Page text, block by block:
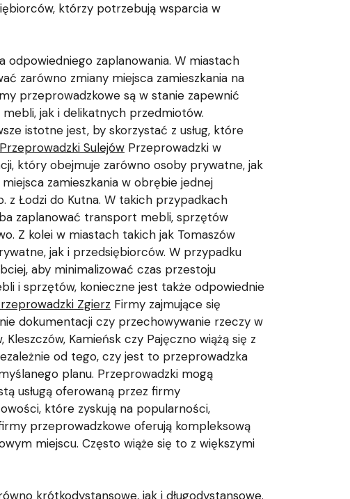
którzy potrzebują wsparcia w
odpowiedniego zaplanowania. W miastach
zarówno zmiany miejsca zamieszkania na
przeprowadzkowe są w stanie zapewnić
jak i delikatnych przedmiotów.
istotne jest, by skorzystać z usług, które
Przeprowadzki Sulejów Przeprowadzki w
który obejmuje zarówno osoby prywatne, jak
zamieszkania w obrębie jednej
z Łodzi do Kutna. W takich przypadkach
zaplanować transport mebli, sprzętów
Z kolei w miastach takich jak Tomaszów
jak i przedsiębiorców. W przypadku
aby minimalizować czas przestoju
i sprzętów, konieczne jest także odpowiednie
Zgierz Firmy zajmujące się
dokumentacji czy przechowywanie rzeczy w
Kamieńsk czy Pajęczno wiążą się z
od tego, czy jest to przeprowadzka
planu. Przeprowadzki mogą
usługą oferowaną przez firmy
które zyskują na popularności,
przeprowadzkowe oferują kompleksową
miejscu. Często wiąże się to z większymi
krótkodystansowe, jak i długodystansowe.